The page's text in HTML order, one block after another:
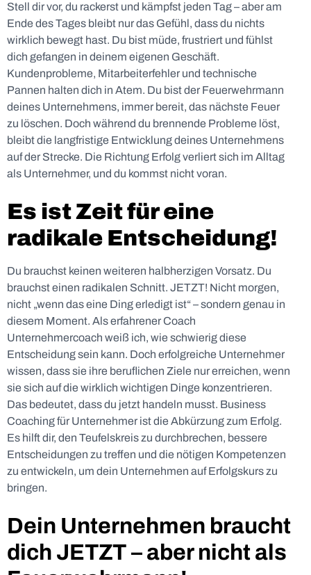
Stell dir vor, du rackerst und kämpfst jeden Tag – aber am
Ende des Tages bleibt nur das Gefühl, dass du nichts
wirklich bewegt hast. Du bist müde, frustriert und fühlst
dich gefangen in deinem eigenen Geschäft.
Kundenprobleme, Mitarbeiterfehler und technische
Pannen halten dich in Atem. Du bist der Feuerwehrmann
deines Unternehmens, immer bereit, das nächste Feuer
zu löschen. Doch während du brennende Probleme löst,
bleibt die langfristige Entwicklung deines Unternehmens
auf der Strecke. Die Richtung Erfolg verliert sich im Alltag
als Unternehmer, und du kommst nicht voran.
Es ist Zeit für eine
radikale Entscheidung!
Du brauchst keinen weiteren halbherzigen Vorsatz. Du
brauchst einen radikalen Schnitt. JETZT! Nicht morgen,
nicht „wenn das eine Ding erledigt ist“ – sondern genau in
diesem Moment. Als erfahrener Coach
Unternehmercoach weiß ich, wie schwierig diese
Entscheidung sein kann. Doch erfolgreiche Unternehmer
wissen, dass sie ihre beruflichen Ziele nur erreichen, wenn
sie sich auf die wirklich wichtigen Dinge konzentrieren.
Das bedeutet, dass du jetzt handeln musst. Business
Coaching für Unternehmer ist die Abkürzung zum Erfolg.
Es hilft dir, den Teufelskreis zu durchbrechen, bessere
Entscheidungen zu treffen und die nötigen Kompetenzen
zu entwickeln, um dein Unternehmen auf Erfolgskurs zu
bringen.
Dein Unternehmen braucht
dich JETZT – aber nicht als